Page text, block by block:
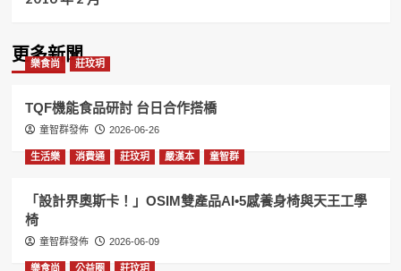
更多新聞
樂食尚 莊玟玥
TQF機能食品研討 台日合作搭橋
童智群發佈 2026-06-26
生活樂 消費通 莊玟玥 嚴漢本 童智群
「設計界奧斯卡！」OSIM雙產品AI•5感養身椅與天王工學
椅
童智群發佈 2026-06-09
樂食尚 公益圈 莊玟玥